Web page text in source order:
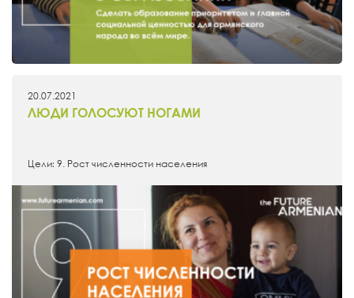
20.07.2021
ЛЮДИ ГОЛОСУЮТ НОГАМИ
Цели։ 9. Рост численности населения